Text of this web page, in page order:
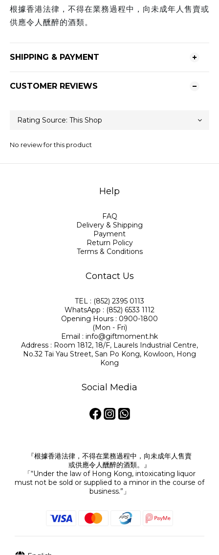
根據香港法律，不得在業務過程中，向未成年人售賣或
供應令人醺醉的酒類。
SHIPPING & PAYMENT
CUSTOMER REVIEWS
No review for this product
Help
FAQ
Delivery & Shipping
Payment
Return Policy
Terms & Conditions
Contact Us
TEL : (852) 2395 0113
WhatsApp : (852) 6533 1112
Opening Hours : 0900-1800
(Mon - Fri)
Email : info@giftmoment.hk
Address : Room 1812, 18/F, Laurels Industrial Centre,
No.32 Tai Yau Street, San Po Kong, Kowloon, Hong
Kong
Social Media
『根據香港法律，不得在業務過程中，向未成年人售賣
或供應令人醺醉的酒類。』
「“Under the law of Hong Kong, intoxicating liquor
must not be sold or supplied to a minor in the course of
business.”」